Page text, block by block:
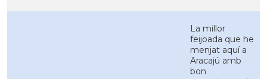
La millor
feijoada que he
menjat aquí a
Aracajú amb
bon